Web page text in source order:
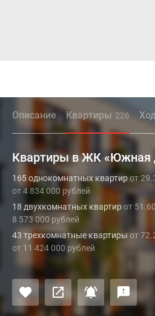
Описание Квартиры 226
Квартиры в ЖК «Южная
165 однокомнатных квартирот
от 4 834 000 рублей
18 двухкомнатных квартирот
8 573 000 рублей
43 трехкомнатные квартирыот
от 11 424 000 рублей